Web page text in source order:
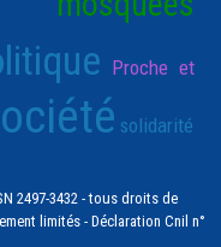
Proche et
solidarité
2497-3432 - tous droits de
limités - Déclaration Cnil n°